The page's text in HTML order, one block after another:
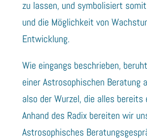
zu lassen, und symbolisiert
und die Möglichkeit von
Entwicklung.
Wie eingangs beschrieben,
einer Astrosophischen Beratung
also der Wurzel, die alles bereits
Anhand des Radix bereiten wir
Astrosophisches